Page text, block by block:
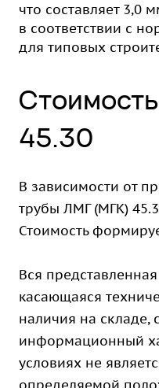
что составляет 3,0
в соответствии с
для типовых
45.30
В зависимости от
трубы ЛМГ (МГК)
Стоимость
Вся
касающаяся
наличия на складе,
информационный
условиях не